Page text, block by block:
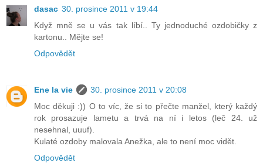
dasac 30. prosince 2011 v 19:44
Když mně se u vás tak líbí.. Ty jednoduché ozdobičky z
kartonu.. Mějte se!
Odpovědět
Ene la vie
30. prosince 2011 v 20:08
Moc děkuji :)) O to víc, že si to přečte manžel, který každý
rok prosazuje lametu a trvá na ní i letos (leč 24. už
nesehnal, uuuf).
Kulaté ozdoby malovala Anežka, ale to není moc vidět.
Odpovědět